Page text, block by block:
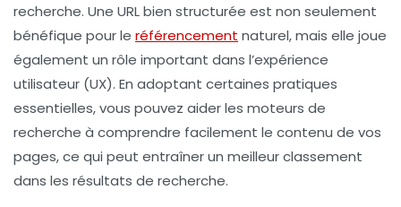
recherche. Une URL bien structurée est non seulement
bénéfique pour le référencement naturel, mais elle joue
également un rôle important dans l’expérience
utilisateur (UX). En adoptant certaines pratiques
essentielles, vous pouvez aider les moteurs de
recherche à comprendre facilement le contenu de vos
pages, ce qui peut entraîner un meilleur classement
dans les résultats de recherche.